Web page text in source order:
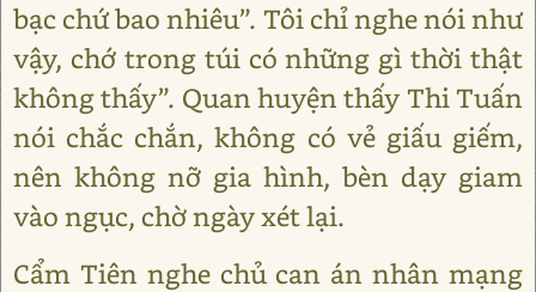
bạc chứ bao nhiêu”. Tôi chỉ nghe nói như
vậy, chớ trong túi có những gì thời thật
không thấy”. Quan huyện thấy Thi Tuấn
nói chắc chắn, không có vẻ giấu giếm,
nên không nỡ gia hình, bèn dạy giam
vào ngục, chờ ngày xét lại.
Cẩm Tiên nghe chủ can án nhân mạng